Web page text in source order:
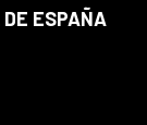
ESPAÑA